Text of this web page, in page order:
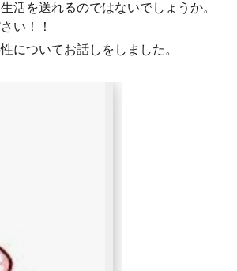
活を送れるのではないでしょうか。
い！！
についてお話しをしました。